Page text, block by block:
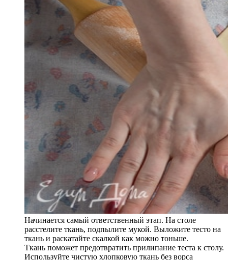
Начинается самый ответственный этап. На столе
расстелите ткань, подпылите мукой. Выложите тесто на
ткань и раскатайте скалкой как можно тоньше.
Ткань поможет предотвратить прилипание теста к столу.
Используйте чистую хлопковую ткань без ворса